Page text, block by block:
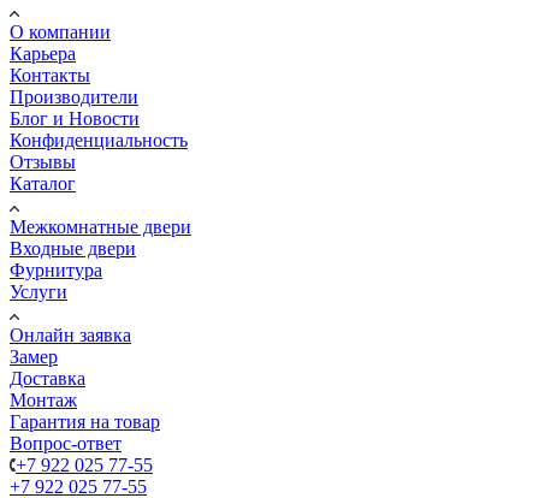
О компании
Карьера
Контакты
Производители
Блог и Новости
Конфиденциальность
Отзывы
Каталог
Межкомнатные двери
Входные двери
Фурнитура
Услуги
Онлайн заявка
Замер
Доставка
Монтаж
Гарантия на товар
Вопрос-ответ
+7 922 025 77-55
+7 922 025 77-55